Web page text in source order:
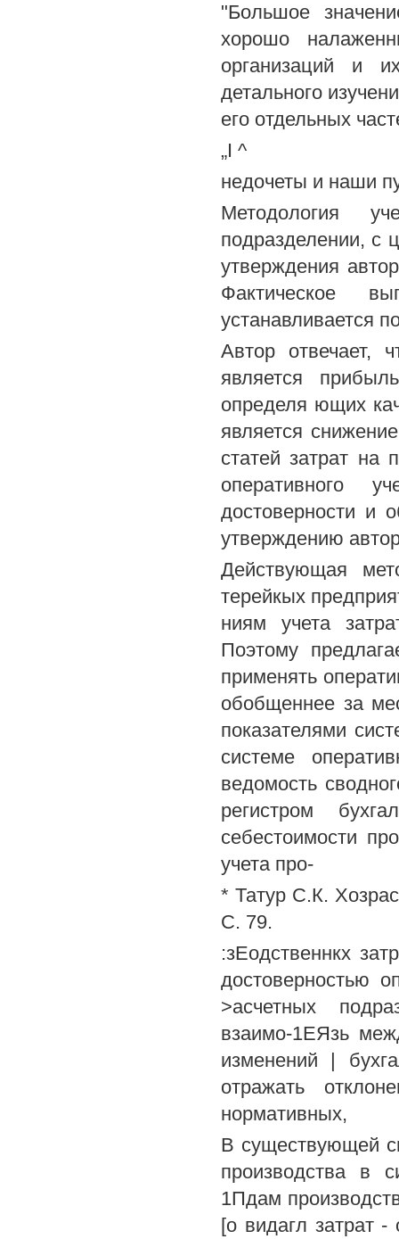
"Большое
хорошо
организаций и
детального
его отдельных
„I ^
недочеты и наши
Методология
подразделении, с
утверждения
Фактическое
устанавливается
Автор отвечает,
является
определя ющих
является
статей затрат на
оперативного
достоверности и
утверждению
Действующая
терейкых
ниям учета
Поэтому
применять
обобщеннее за
показателями
системе
ведомость
регистром
себестоимости
учета про-
* Татур С.К.
С. 79.
:зЕодственнкх
достоверностью
>асчетных
взаимо-1ЕЯзь
изменений |
отражать
нормативных,
В существующей
производства в
1Пдам
[о видагл затрат